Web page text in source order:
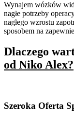
Wynajem wózków
nagłe potrzeby
nagłego wzrostu
sposobem na
Dlaczego
od Niko Alex?
Szeroka Oferta